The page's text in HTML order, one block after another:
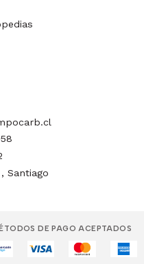
Santiago
DE PAGO ACEPTADOS